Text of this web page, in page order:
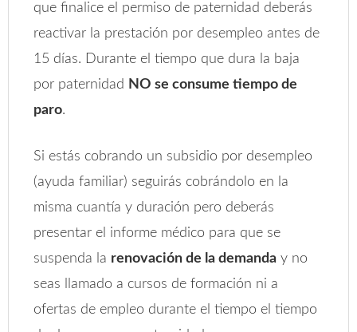
que finalice el permiso de paternidad deberás
reactivar la prestación por desempleo antes de
15 días. Durante el tiempo que dura la baja
por paternidad NO se consume tiempo de
paro.
Si estás cobrando un subsidio por desempleo
(ayuda familiar) seguirás cobrándolo en la
misma cuantía y duración pero deberás
presentar el informe médico para que se
suspenda la renovación de la demanda y no
seas llamado a cursos de formación ni a
ofertas de empleo durante el tiempo el tiempo